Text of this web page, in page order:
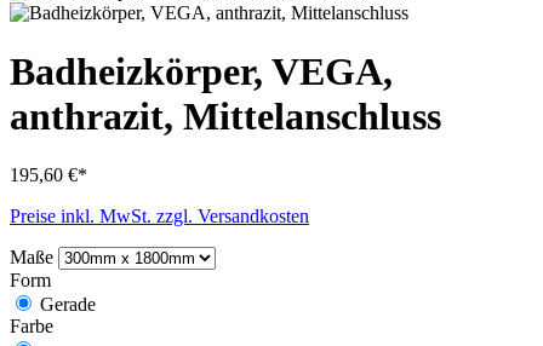
Badheizkörper, VEGA,
anthrazit, Mittelanschluss
195,60 €*
Preise inkl. MwSt. zzgl. Versandkosten
Maße
Form
Gerade
Farbe